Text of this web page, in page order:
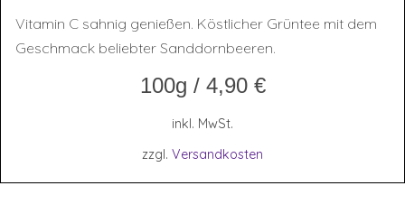
Vitamin C sahnig genießen. Köstlicher Grüntee mit dem
Geschmack beliebter Sanddornbeeren.
100g / 4,90 €
inkl. MwSt.
zzgl. Versandkosten